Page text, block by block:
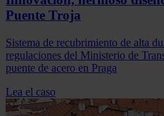
Puente Troja
Sistema de recubrimiento de alta
regulaciones del Ministerio de
puente de acero en Praga
Lea el caso